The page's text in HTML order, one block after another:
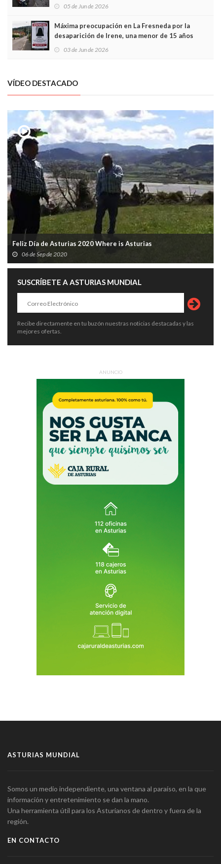
frontal
05 de Jun de 2026
Máxima preocupación en La Fresneda por la
desaparición de Irene, una menor de 15 años
03 de Jun de 2026
VÍDEO DESTACADO
Feliz Día de Asturias 2020 Where is Asturias
06 de Sep de 2020
SUSCRÍBETE A ASTURIAS MUNDIAL
Recibe directamente en tu buzón nuestras noticias destacadas y las
mejores ofertas.
ANUNCIO
ASTURIAS MUNDIAL
Somos un medio independiente, una ventana al paraíso, en la que
información y entretenimiento se dan la mano.
Una herramienta útil para los Asturianos de dentro y fuera de la
región.
EN CONTACTO